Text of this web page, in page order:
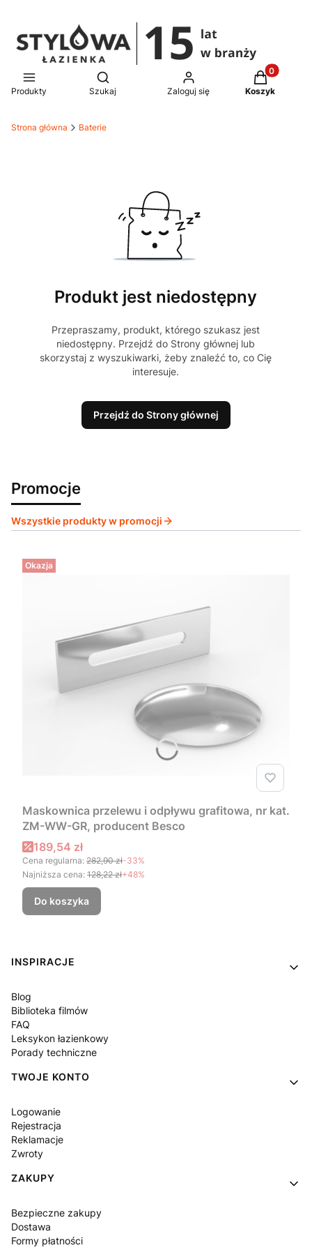
Produkty
Otwórz wyszukiwarkę
Szukaj Zaloguj się
Produkty
Koszyk
Strona główna Baterie
Produkt jest niedostępny
Przepraszamy, produkt, którego szukasz jest
niedostępny. Przejdź do Strony głównej lub
skorzystaj z wyszukiwarki, żeby znaleźć to, co Cię
interesuje.
Przejdź do Strony głównej
Promocje
Wszystkie produkty w promocji
Okazja
Maskownica przelewu i odpływu grafitowa, nr kat.
ZM-WW-GR, producent Besco
Cena promocyjna
189,54 zł
Cena regularna: 282,90 zł-33%
Najniższa cena: 128,22 zł+48%
Do koszyka
Linki w stopce
INSPIRACJE
Blog
Biblioteka filmów
FAQ
Leksykon łazienkowy
Porady techniczne
TWOJE KONTO
Logowanie
Rejestracja
Reklamacje
Zwroty
ZAKUPY
Bezpieczne zakupy
Dostawa
Formy płatności